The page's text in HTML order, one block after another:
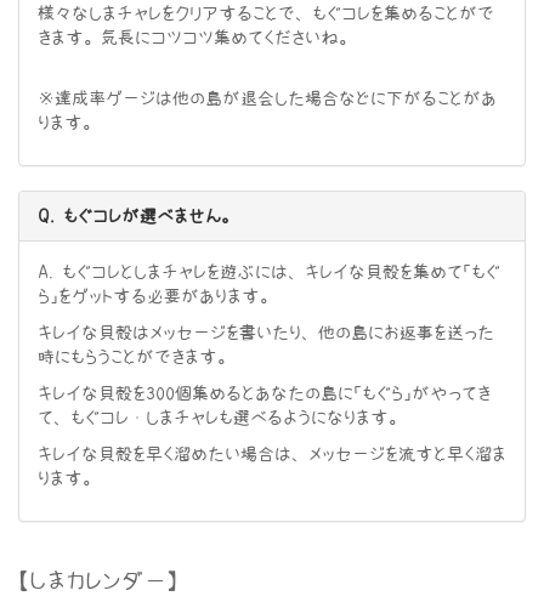
様々なしまチャレをクリアすることで、もぐコレを集めることがで
きます。気長にコツコツ集めてくださいね。
※達成率ゲージは他の島が退会した場合などに下がることがあ
ります。
Q. もぐコレが選べません。
A. もぐコレとしまチャレを遊ぶには、キレイな貝殻を集めて「もぐ
ら」をゲットする必要があります。
キレイな貝殻はメッセージを書いたり、他の島にお返事を送った
時にもらうことができます。
キレイな貝殻を300個集めるとあなたの島に「もぐら」がやってき
て、もぐコレ・しまチャレも選べるようになります。
キレイな貝殻を早く溜めたい場合は、メッセージを流すと早く溜ま
ります。
【しまカレンダー】